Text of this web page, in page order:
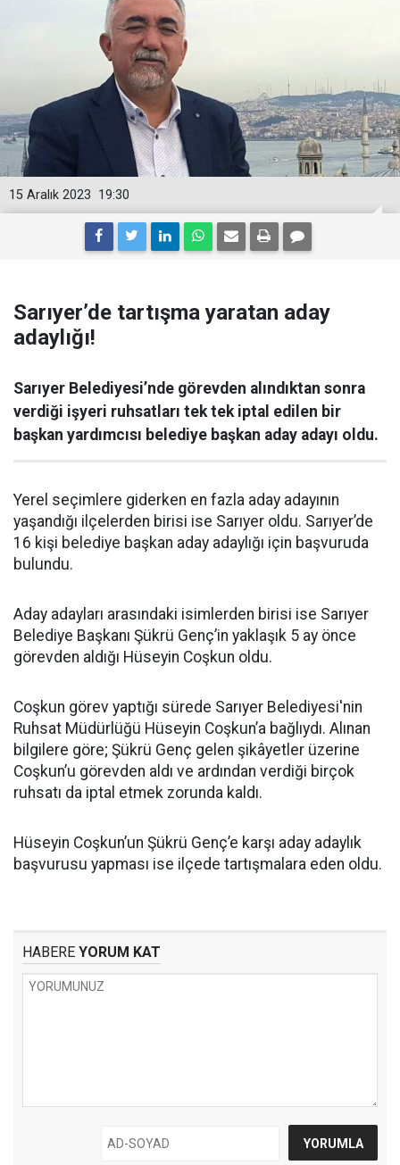
19:30
15 Aralık 2023
Sarıyer’de tartışma yaratan aday
adaylığı!
Sarıyer Belediyesi’nde görevden alındıktan sonra
verdiği işyeri ruhsatları tek tek iptal edilen bir
başkan yardımcısı belediye başkan aday adayı oldu.
Yerel seçimlere giderken en fazla aday adayının
yaşandığı ilçelerden birisi ise Sarıyer oldu. Sarıyer’de
16 kişi belediye başkan aday adaylığı için başvuruda
bulundu.
Aday adayları arasındaki isimlerden birisi ise Sarıyer
Belediye Başkanı Şükrü Genç’in yaklaşık 5 ay önce
görevden aldığı Hüseyin Coşkun oldu.
Coşkun görev yaptığı sürede Sarıyer Belediyesi'nin
Ruhsat Müdürlüğü Hüseyin Coşkun’a bağlıydı. Alınan
bilgilere göre; Şükrü Genç gelen şikâyetler üzerine
Coşkun’u görevden aldı ve ardından verdiği birçok
ruhsatı da iptal etmek zorunda kaldı.
Hüseyin Coşkun’un Şükrü Genç’e karşı aday adaylık
başvurusu yapması ise ilçede tartışmalara eden oldu.
HABERE YORUM KAT